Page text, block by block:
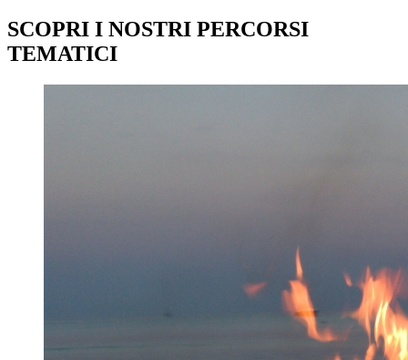
SCOPRI I NOSTRI PERCORSI
TEMATICI